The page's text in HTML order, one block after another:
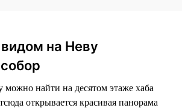
на Неву
можно найти на десятом этаже хаба
открывается красивая панорама